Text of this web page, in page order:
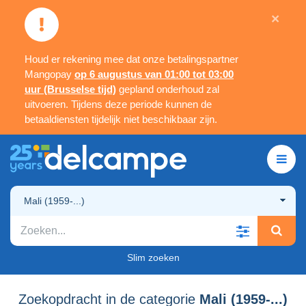
Houd er rekening mee dat onze betalingspartner
Mangopay op 6 augustus van 01:00 tot 03:00
uur (Brusselse tijd) gepland onderhoud zal
uitvoeren. Tijdens deze periode kunnen de
betaaldiensten tijdelijk niet beschikbaar zijn.
×
Mali (1959-...)
Slim zoeken
Zoekopdracht in de categorie Mali (1959-...)